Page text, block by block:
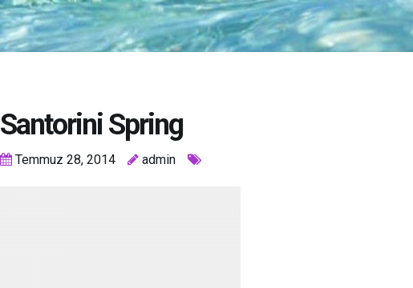
Santorini Spring
Temmuz 28, 2014 admin